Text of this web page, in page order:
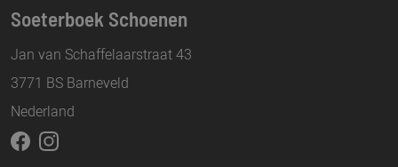
Soeterboek Schoenen
Jan van Schaffelaarstraat 43
3771 BS Barneveld
Nederland